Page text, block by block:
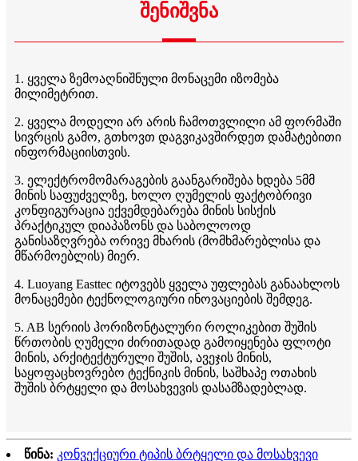
შენიშვნა
1. ყველა ზემოაღნიშნული მონაცემი იზომება
მილიმეტრით.
2. ყველა მოდელი არ არის ჩამოთვლილი ამ ფორმაში
სივრცის გამო, გთხოვთ დაგვიკავშირდეთ დამატებითი
ინფორმაციისთვის.
3. ელექტრომომარაგების გაანგარიშება ხდება 5მმ
მინის საფუძველზე, ხოლო ღუმელის ფაქტობრივი
კონფიგურაცია ექვემდებარება მინის სისქის
პრაქტიკულ დიაპაზონს და საბოლოოდ
განისაზღვრება ორივე მხარის (მომხმარებლისა და
მწარმოებლის) მიერ.
4. Luoyang Easttec იტოვებს ყველა უფლებას განაახლოს
მონაცემები ტექნოლოგიური ინოვაციების შემდეგ.
5. AB სერიის ჰორიზონტალური როლიკებით შუშის
წრთობის ღუმელი ძირითადად გამოიყენება ფლოტი
მინის, არქიტექტურული შუშის, ავეჯის მინის,
საყოფაცხოვრებო ტექნიკის მინის, საშხაპე ოთახის
შუშის ბრტყელი და მოსახვევის დასამზადებლად.
წინა: კონვექციური ტიპის ბრტყელი და მოსახვევი